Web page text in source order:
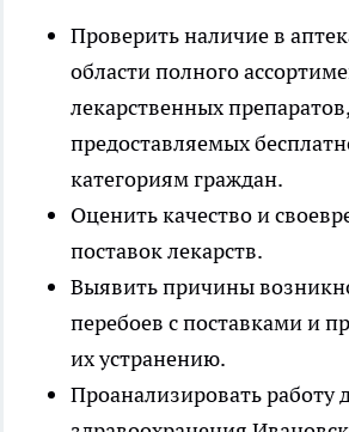
Проверить наличие в
области полного
лекарственных препаратов,
предоставляемых
категориям граждан.
Оценить качество и
поставок лекарств.
Выявить причины
перебоев с поставками и
их устранению.
Проанализировать работу